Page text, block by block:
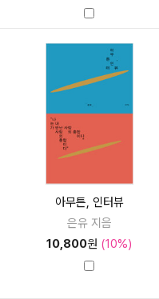
아무튼, 인터뷰
은유 지음
10,800원 (10%)